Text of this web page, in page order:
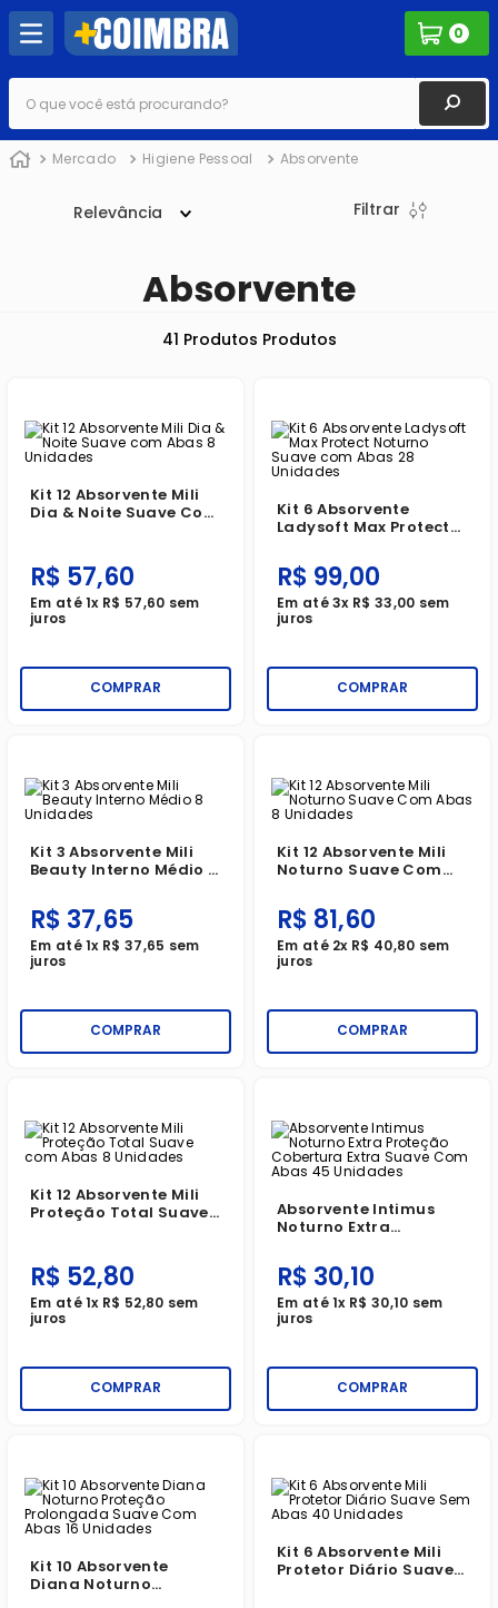
0
O que você está procurando?
Mercado Higiene Pessoal Absorvente
Relevância Filtrar
Absorvente
41 Produtos
Kit 12 Absorvente Mili
Dia & Noite Suave Com
R$ 57,60
Em até1x R$ 57,60 sem
juros
COMPRAR
Kit 6 Absorvente
Ladysoft Max Protect
Abas 28 Unidades
R$ 99,00
Em até3x R$ 33,00 sem
juros
COMPRAR
Kit 3 Absorvente Mili
Beauty Interno Médio 8
R$ 37,65
Em até1x R$ 37,65 sem
juros
COMPRAR
Kit 12 Absorvente Mili
Noturno Suave Com
R$ 81,60
Em até 2x R$ 40,80 sem
juros
COMPRAR
Kit 12 Absorvente Mili
Proteção Total Suave
R$ 52,80
Em até1x R$ 52,80 sem
juros
COMPRAR
Absorvente Intimus
Noturno Extra
Extra Suave Com Abas
45 Unidades
R$ 30,10
Em até1x R$ 30,10 sem
juros
COMPRAR
Kit 10 Absorvente
Diana Noturno
Kit 6 Absorvente Mili
Protetor Diário Suave